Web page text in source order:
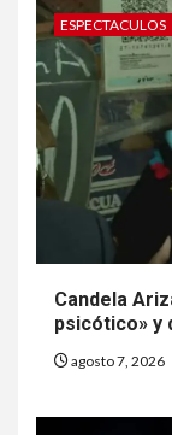
ESPECTACULOS
Candela
psicótico» y
agosto 7, 2026